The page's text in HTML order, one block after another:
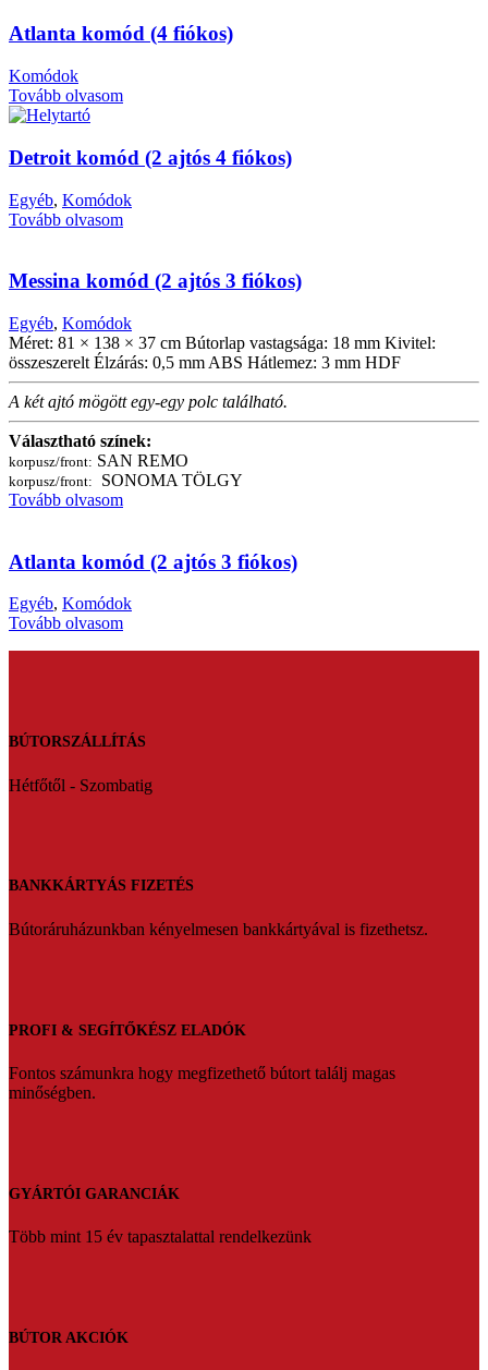
Atlanta komód (4 fiókos)
Komódok
Tovább olvasom
Detroit komód (2 ajtós 4 fiókos)
Egyéb, Komódok
Tovább olvasom
Messina komód (2 ajtós 3 fiókos)
Egyéb, Komódok
Méret: 81 × 138 × 37 cm Bútorlap vastagsága: 18 mm Kivitel:
összeszerelt Élzárás: 0,5 mm ABS Hátlemez: 3 mm HDF
A két ajtó mögött egy-egy polc található.
Választható színek:
korpusz/front: SAN REMO
korpusz/front:
SONOMA TÖLGY
Tovább olvasom
Atlanta komód (2 ajtós 3 fiókos)
Egyéb, Komódok
Tovább olvasom
BÚTORSZÁLLÍTÁS
Hétfőtől - Szombatig
BANKKÁRTYÁS FIZETÉS
Bútoráruházunkban kényelmesen bankkártyával is fizethetsz.
PROFI & SEGÍTŐKÉSZ ELADÓK
Fontos számunkra hogy megfizethető bútort találj magas
minőségben.
GYÁRTÓI GARANCIÁK
Több mint 15 év tapasztalattal rendelkezünk
BÚTOR AKCIÓK